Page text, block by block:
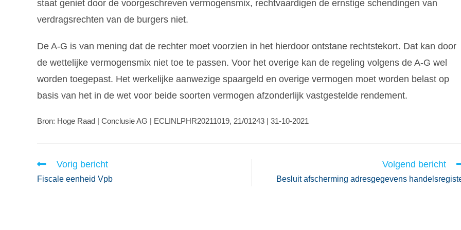
staat geniet door de voorgeschreven vermogensmix, rechtvaardigen de ernstige schendingen van
verdragsrechten van de burgers niet.
De A-G is van mening dat de rechter moet voorzien in het hierdoor ontstane rechtstekort. Dat kan door
de wettelijke vermogensmix niet toe te passen. Voor het overige kan de regeling volgens de A-G wel
worden toegepast. Het werkelijke aanwezige spaargeld en overige vermogen moet worden belast op
basis van het in de wet voor beide soorten vermogen afzonderlijk vastgestelde rendement.
Bron: Hoge Raad | Conclusie AG | ECLINLPHR20211019, 21/01243 | 31-10-2021
Vorig bericht
Fiscale eenheid Vpb
Volgend bericht
Besluit afscherming adresgegevens